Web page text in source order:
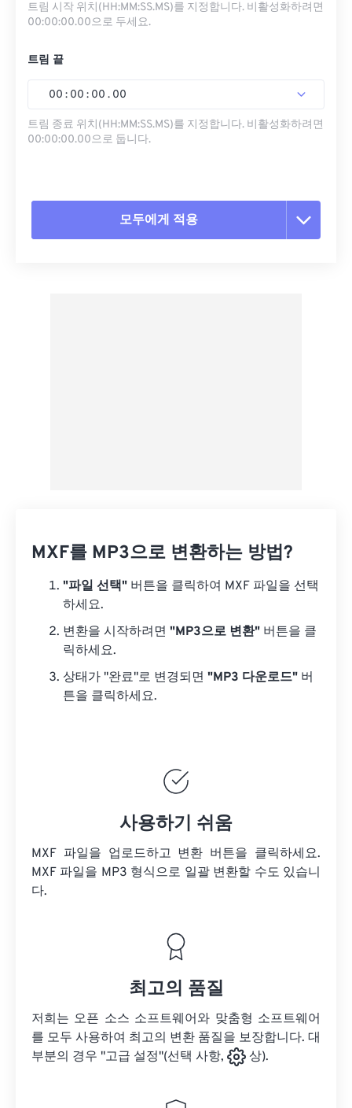
트림 시작 위치(HH:MM:SS.MS)를 지정합니다. 비활성화하려면
00:00:00.00으로 두세요.
트림 끝
00 : 00 : 00 . 00
트림 종료 위치(HH:MM:SS.MS)를 지정합니다. 비활성화하려면
00:00:00.00으로 둡니다.
모두에게 적용
MXF를 MP3으로 변환하는 방법?
"파일 선택" 버튼을 클릭하여 MXF 파일을 선택
하세요.
변환을 시작하려면 "MP3으로 변환" 버튼을 클
릭하세요.
상태가 "완료"로 변경되면 "MP3 다운로드" 버
튼을 클릭하세요.
사용하기 쉬움
MXF 파일을 업로드하고 변환 버튼을 클릭하세요.
MXF 파일을 MP3 형식으로 일괄 변환할 수도 있습니
다.
최고의 품질
저희는 오픈 소스 소프트웨어와 맞춤형 소프트웨어
를 모두 사용하여 최고의 변환 품질을 보장합니다. 대
부분의 경우 "고급 설정"(선택 사항,
상).